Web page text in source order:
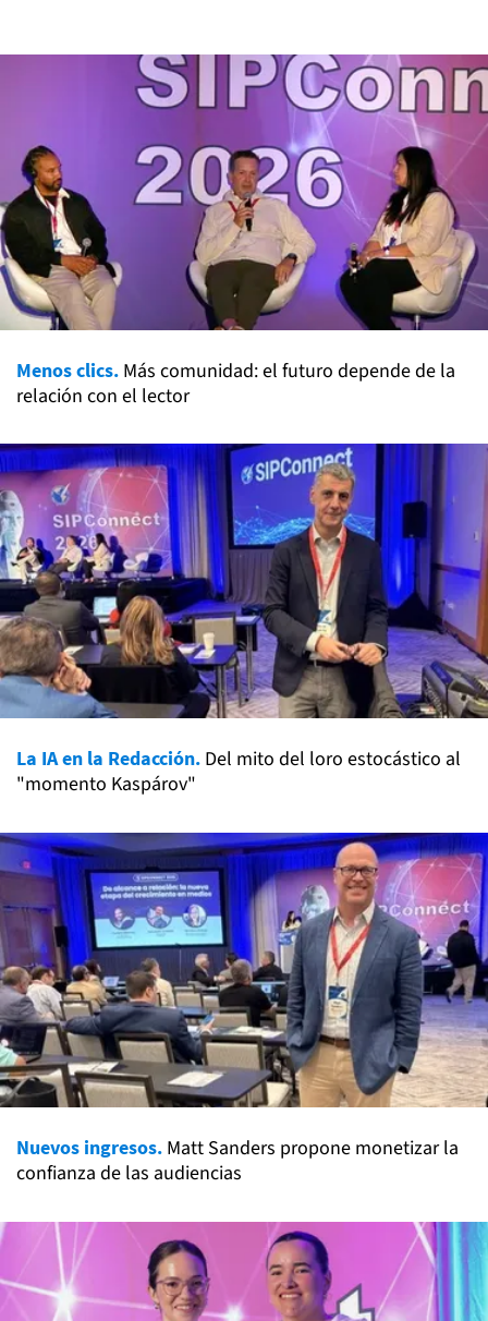
Menos clics. Más comunidad: el futuro depende de la
relación con el lector
La IA en la Redacción. Del mito del loro estocástico al
"momento Kaspárov"
Nuevos ingresos. Matt Sanders propone monetizar la
confianza de las audiencias